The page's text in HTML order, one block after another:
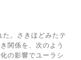
。さきほどみたテ
関係を、次のよう
の影響でユーラシ